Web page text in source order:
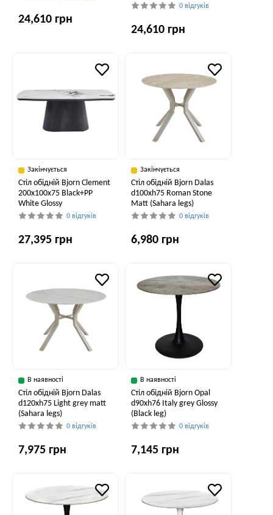
24,610 грн
0 відгуків
24,610 грн
Закінчується
Стіл обідній Bjorn Clement
200x100x75 Black+PP
White Glossy
0 відгуків
27,395 грн
Закінчується
Стіл обідній Bjorn Dalas
d100xh75 Roman Stone
Matt (Sahara legs)
0 відгуків
6,980 грн
В наявності
Стіл обідній Bjorn Dalas
d120xh75 Light grey matt
(Sahara legs)
0 відгуків
7,975 грн
В наявності
Стіл обідній Bjorn Opal
d90хh76 Italy grey Glossy
(Black leg)
0 відгуків
7,145 грн